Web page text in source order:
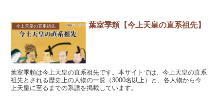
今上天皇の直系祖先 葉室季頼【今上天皇の直系祖先】
葉室季頼は今上天皇の直系祖先です。本サイトでは、今上天皇の直系
祖先とされる歴史上の人物の一覧（3000名以上）と、各人物から今
上天皇に至るまでの系譜を掲載しています。